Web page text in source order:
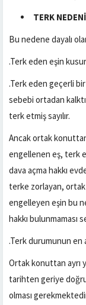
TERK
Bu nedene dayalı
.Terk eden eşin
.Terk eden geçerli bir
sebebi ortadan
terk etmiş sayılır.
Ancak ortak
engellenen eş, terk
dava açma hakkı
terke zorlayan, ortak
engelleyen eşin bu
hakkı bulunmaması
.Terk durumunun en
Ortak konuttan ayrı
tarihten geriye
olması